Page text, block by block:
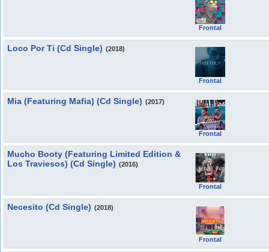
Frontal
Loco Por Ti (Cd Single) (2018)
Frontal
Mia (Featuring Mafia) (Cd Single) (2017)
Frontal
Mucho Booty (Featuring Limited Edition &
Los Traviesos) (Cd Single) (2016)
Frontal
Necesito (Cd Single) (2018)
Frontal